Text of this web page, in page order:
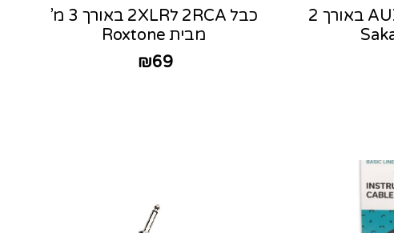
כבל 2PL מונו ל AUX באורך 2
כבל 2RCA ל2XLR באורך 3 מ’
מבית Roxtone
₪69